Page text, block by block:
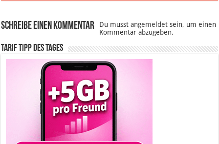
Schreibe einen Kommentar Du musstangemeldet sein, um einen
Kommentar abzugeben.
Tarif Tipp des Tages